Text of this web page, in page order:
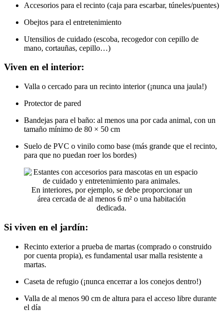
Accesorios para el recinto (caja para escarbar, túneles/puentes)
Obejtos para el entretenimiento
Utensilios de cuidado (escoba, recogedor con cepillo de
mano, cortauñas, cepillo…)
Viven en el interior:
Valla o cercado para un recinto interior (¡nunca una jaula!)
Protector de pared
Bandejas para el baño: al menos una por cada animal, con un
tamaño mínimo de 80 × 50 cm
Suelo de PVC o vinilo como base (más grande que el recinto,
para que no puedan roer los bordes)
En interiores, por ejemplo, se debe proporcionar un
área cercada de al menos 6 m² o una habitación
dedicada.
Si viven en el jardín:
Recinto exterior a prueba de martas (comprado o construido
por cuenta propia), es fundamental usar malla resistente a
martas.
Caseta de refugio (¡nunca encerrar a los conejos dentro!)
Valla de al menos 90 cm de altura para el acceso libre durante
el día